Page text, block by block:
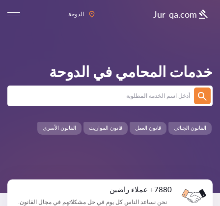
Jur-qa.com الدوحة
خدمات المحامي في الدوحة
القانون الأسري القانون الجنائي قانون العمل قانون المواريث
7880+ عملاء راضين
نحن نساعد الناس كل يوم في حل مشكلاتهم في مجال القانون.